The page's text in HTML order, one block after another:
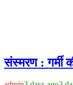
संस्मरण : गर्मी